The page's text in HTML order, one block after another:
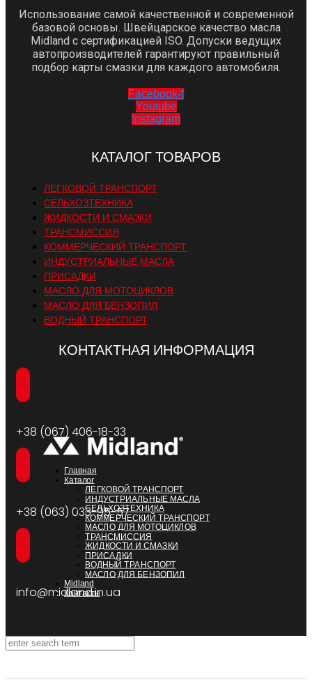
Использование самой качественной и современной
базовой основы. Швейцарское качество масла
Midland с сертификацией ISO. Допуски ведущих
автопроизводителей гарантируют правильный
подбор карты смазки для каждого автомобиля.
Facebook-f
Youtube
Instagram
КАТАЛОГ ТОВАРОВ
ЛЕГКОВОЙ ТРАНСПОРТ
СЕЛЬХОЗТЕХНИКА
ЖИДКОСТИ И СМАЗКИ
ТРАНСМИССИЯ
КОММЕРЧЕСКИЙ ТРАНСПОРТ
ИНДУСТРИАЛЬНЫЕ МАСЛА
ПРИСАДКИ
МАСЛО ДЛЯ МОТОЦИКЛОВ
МАСЛО ДЛЯ БЕНЗОПИЛ
ВОДНЫЙ ТРАНСПОРТ
КОНТАКТНАЯ ИНФОРМАЦИЯ
+38 (067) 406-18-33
+38 (063) 033-95-57
info@midland.in.ua
Главная
Каталог
ЛЕГКОВОЙ ТРАНСПОРТ
ИНДУСТРИАЛЬНЫЕ МАСЛА
СЕЛЬХОЗТЕХНИКА
КОММЕРЧЕСКИЙ ТРАНСПОРТ
МАСЛО ДЛЯ МОТОЦИКЛОВ
ТРАНСМИССИЯ
ЖИДКОСТИ И СМАЗКИ
ПРИСАДКИ
ВОДНЫЙ ТРАНСПОРТ
МАСЛО ДЛЯ БЕНЗОПИЛ
Midland
Контакты